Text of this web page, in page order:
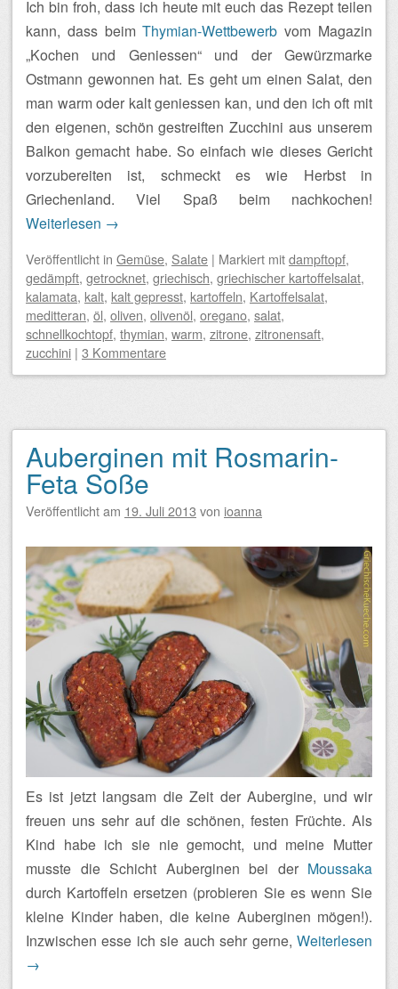
Ich bin froh, dass ich heute mit euch das Rezept teilen
kann, dass beimThymian-Wettbewerb vom Magazin
„Kochen und Geniessen“ und der Gewürzmarke
Ostmann gewonnen hat. Es geht um einen Salat, den
man warm oder kalt geniessen kan, und den ich oft mit
den eigenen, schön gestreiften Zucchini aus unserem
Balkon gemacht habe. So einfach wie dieses Gericht
vorzubereiten ist, schmeckt es wie Herbst in
Griechenland. Viel Spaß beim nachkochen!
Weiterlesen →
Veröffentlicht in Gemüse, Salate | Markiert mitdampftopf,
gedämpft, getrocknet, griechisch, griechischer kartoffelsalat,
kalamata, kalt, kalt gepresst, kartoffeln, Kartoffelsalat,
meditteran, öl, oliven, olivenöl, oregano, salat,
schnellkochtopf, thymian, warm, zitrone, zitronensaft,
zucchini | 3 Kommentare
Auberginen mit Rosmarin-
Feta Soße
Veröffentlicht am 19. Juli 2013 von ioanna
Es ist jetzt langsam die Zeit der Aubergine, und wir
freuen uns sehr auf die schönen, festen Früchte. Als
Kind habe ich sie nie gemocht, und meine Mutter
musste die Schicht Auberginen bei der Moussaka
durch Kartoffeln ersetzen (probieren Sie es wenn Sie
kleine Kinder haben, die keine Auberginen mögen!).
Inzwischen esse ich sie auch sehr gerne, Weiterlesen
→